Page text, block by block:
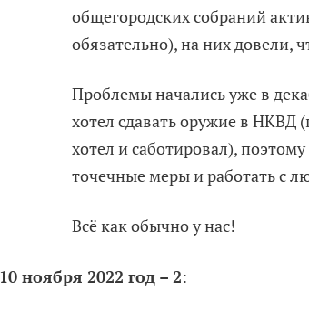
общегородских собраний
обязательно), на них довели,
Проблемы начались уже в
хотел сдавать оружие в НКВД
хотел и саботировал),
точечные меры и работать с
Всё как обычно у нас!
10 ноября 2022 год – 2: